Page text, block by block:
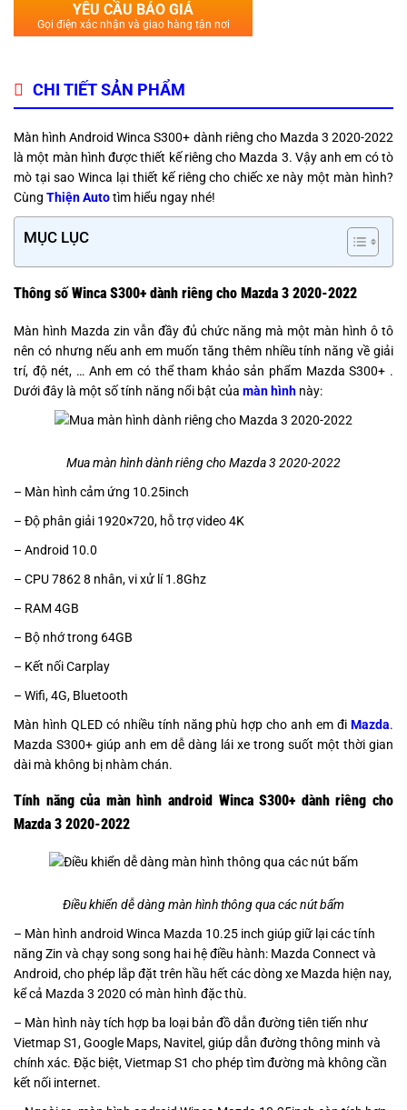
YÊU CẦU BÁO GIÁ
Gọi điện xác nhận và giao hàng tận nơi
CHI TIẾT SẢN PHẨM
Màn hình Android Winca S300+ dành riêng cho Mazda 3 2020-2022
là một màn hình được thiết kế riêng cho Mazda 3. Vậy anh em có tò
mò tại sao Winca lại thiết kế riêng cho chiếc xe này một màn hình?
Cùng Thiện Autotìm hiểu ngay nhé!
MỤC LỤC
Thông số Winca S300+ dành riêng cho Mazda 3 2020-2022
Màn hình Mazda zin vẫn đầy đủ chức năng mà một màn hình ô tô
nên có nhưng nếu anh em muốn tăng thêm nhiều tính năng về giải
trí, độ nét, … Anh em có thể tham khảo sản phẩm Mazda S300+ .
Dưới đây là một số tính năng nổi bật của màn hình này:
Mua màn hình dành riêng cho Mazda 3 2020-2022
– Màn hình cảm ứng 10.25inch
– Độ phân giải 1920×720, hỗ trợ video 4K
– Android 10.0
– CPU 7862 8 nhân, vi xử lí 1.8Ghz
– RAM 4GB
– Bộ nhớ trong 64GB
– Kết nối Carplay
– Wifi, 4G, Bluetooth
Màn hình QLED có nhiều tính năng phù hợp cho anh em đi Mazda.
Mazda S300+ giúp anh em dễ dàng lái xe trong suốt một thời gian
dài mà không bị nhàm chán.
Tính năng của màn hình android Winca S300+ dành riêng cho
Mazda 3 2020-2022
Điều khiển dễ dàng màn hình thông qua các nút bấm
– Màn hình android Winca Mazda 10.25 inch giúp giữ lại các tính
năng Zin và chạy song song hai hệ điều hành: Mazda Connect và
Android, cho phép lắp đặt trên hầu hết các dòng xe Mazda hiện nay,
kể cả Mazda 3 2020 có màn hình đặc thù.
– Màn hình này tích hợp ba loại bản đồ dẫn đường tiên tiến như
Vietmap S1, Google Maps, Navitel, giúp dẫn đường thông minh và
chính xác. Đặc biệt, Vietmap S1 cho phép tìm đường mà không cần
kết nối internet.